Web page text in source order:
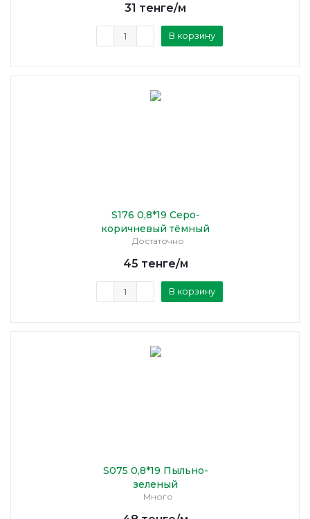
31 тенге/м
В корзину
S176 0,8*19 Серо-
коричневый тёмный
Достаточно
45 тенге/м
В корзину
S075 0,8*19 Пыльно-
зеленый
Много